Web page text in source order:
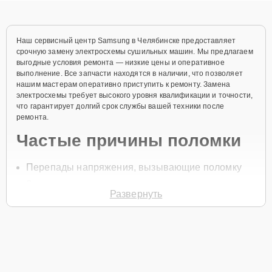
Наш сервисный центр Samsung в Челябинске предоставляет
срочную замену электросхемы сушильных машин. Мы предлагаем
выгодные условия ремонта — низкие цены и оперативное
выполнение. Все запчасти находятся в наличии, что позволяет
нашим мастерам оперативно приступить к ремонту. Замена
электросхемы требует высокого уровня квалификации и точности,
что гарантирует долгий срок службы вашей техники после
ремонта.
Частые причины поломки
Перепады напряжения, вызывающие поломку
Повреждение компонентов
Развернуть